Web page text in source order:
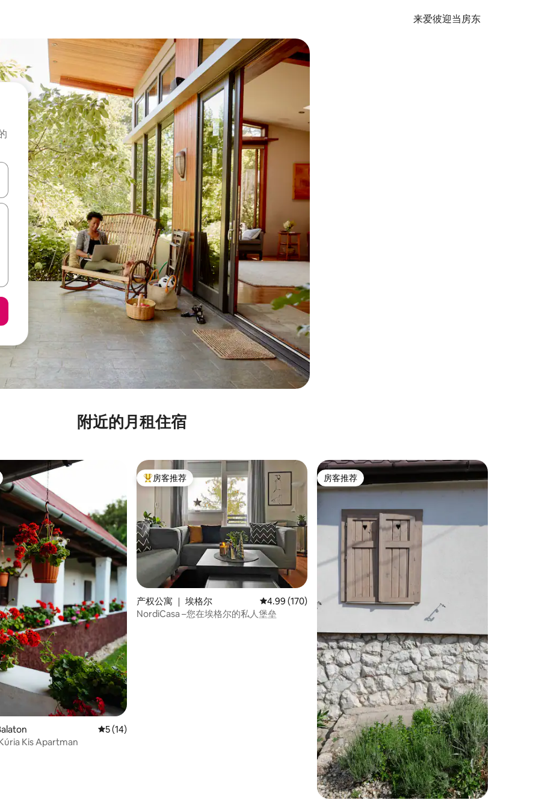
来爱彼迎当房东
滑动手势浏览。
附近的月租住宿
），共 523 条评价
平均评分 5 分（满分 5 分），共 14 条评价
5 (14)
Kis Apartman
热门「房客推荐」
房客推荐
产权公寓 ｜ 埃格尔 平均评分 4.99 分（满分 5 分），共 170 条评价
4.99 (170)
NordiCasa –您在埃格尔的私人堡垒
房客推荐
房客推荐